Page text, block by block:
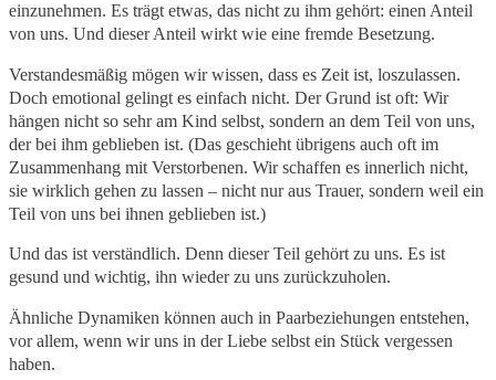
einzunehmen. Es trägt etwas, das nicht zu ihm gehört: einen Anteil
von uns. Und dieser Anteil wirkt wie eine fremde Besetzung.
Verstandesmäßig mögen wir wissen, dass es Zeit ist, loszulassen.
Doch emotional gelingt es einfach nicht. Der Grund ist oft: Wir
hängen nicht so sehr am Kind selbst, sondern an dem Teil von uns,
der bei ihm geblieben ist. (Das geschieht übrigens auch oft im
Zusammenhang mit Verstorbenen. Wir schaffen es innerlich nicht,
sie wirklich gehen zu lassen – nicht nur aus Trauer, sondern weil ein
Teil von uns bei ihnen geblieben ist.)
Und das ist verständlich. Denn dieser Teil gehört zu uns. Es ist
gesund und wichtig, ihn wieder zu uns zurückzuholen.
Ähnliche Dynamiken können auch in Paarbeziehungen entstehen,
vor allem, wenn wir uns in der Liebe selbst ein Stück vergessen
haben.